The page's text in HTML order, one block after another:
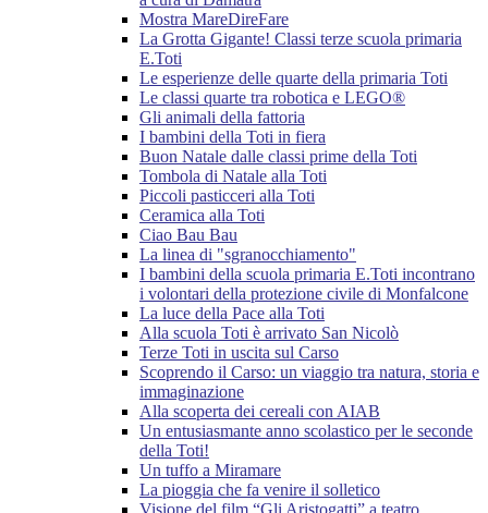
Mostra MareDireFare
La Grotta Gigante! Classi terze scuola primaria
E.Toti
Le esperienze delle quarte della primaria Toti
Le classi quarte tra robotica e LEGO®
Gli animali della fattoria
I bambini della Toti in fiera
Buon Natale dalle classi prime della Toti
Tombola di Natale alla Toti
Piccoli pasticceri alla Toti
Ceramica alla Toti
Ciao Bau Bau
La linea di "sgranocchiamento"
I bambini della scuola primaria E.Toti incontrano
i volontari della protezione civile di Monfalcone
La luce della Pace alla Toti
Alla scuola Toti è arrivato San Nicolò
Terze Toti in uscita sul Carso
Scoprendo il Carso: un viaggio tra natura, storia e
immaginazione
Alla scoperta dei cereali con AIAB
Un entusiasmante anno scolastico per le seconde
della Toti!
Un tuffo a Miramare
La pioggia che fa venire il solletico